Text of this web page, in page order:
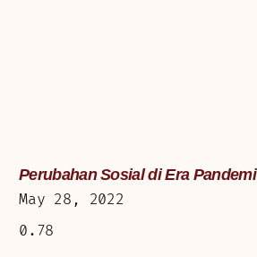
Perubahan Sosial di Era Pandemi
May 28, 2022